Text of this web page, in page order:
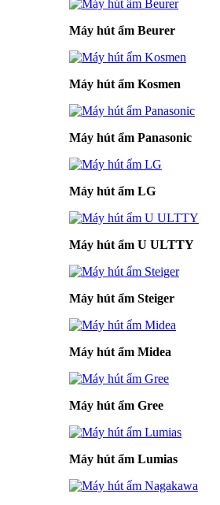
Máy hút ẩm Beurer
Máy hút ẩm Kosmen
Máy hút ẩm Panasonic
Máy hút ẩm LG
Máy hút ẩm U ULTTY
Máy hút ẩm Steiger
Máy hút ẩm Midea
Máy hút ẩm Gree
Máy hút ẩm Lumias